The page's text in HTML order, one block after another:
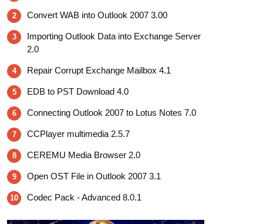
2 Convert WAB into Outlook 2007 3.00
3
Importing Outlook Data into Exchange Server
2.0
4 Repair Corrupt Exchange Mailbox 4.1
5 EDB to PST Download 4.0
6 Connecting Outlook 2007 to Lotus Notes 7.0
7 CCPlayer multimedia 2.5.7
8 CEREMU Media Browser 2.0
9 Open OST File in Outlook 2007 3.1
10 Codec Pack - Advanced 8.0.1